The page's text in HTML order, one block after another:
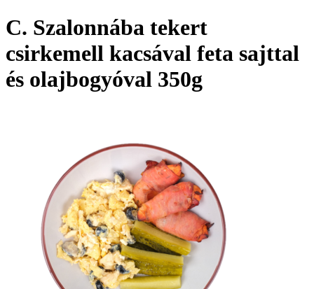
C. Szalonnába tekert
csirkemell kacsával feta sajttal
és olajbogyóval 350g